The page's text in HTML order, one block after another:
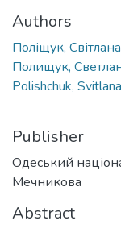
Authors
Поліщук,
Полищук,
Polishchuk,
Publisher
Одеський
Мечникова
Abstract